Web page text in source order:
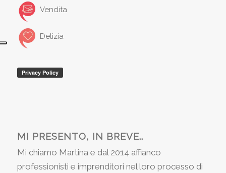
Vendita
Delizia
MI PRESENTO, IN BREVE..
Mi chiamo Martina e dal 2014 affianco
professionisti e imprenditori nel loro processo di